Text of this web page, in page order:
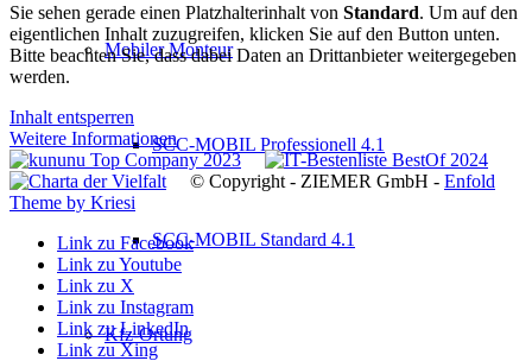
Mobiler Monteur
SCC-MOBIL Professionell 4.1
SCC-MOBIL Standard 4.1
Kfz-Ortung
Sie sehen gerade einen Platzhalterinhalt von Standard. Um auf den
eigentlichen Inhalt zuzugreifen, klicken Sie auf den Button unten.
Bitte beachten Sie, dass dabei Daten an Drittanbieter weitergegeben
werden.
Inhalt entsperren
Weitere Informationen
© Copyright - ZIEMER GmbH - Enfold
Theme by Kriesi
Link zu Facebook
Link zu Youtube
Link zu X
Link zu Instagram
Link zu LinkedIn
Link zu Xing